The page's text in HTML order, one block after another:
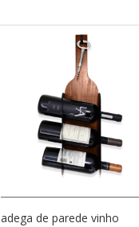
adega de parede vinho